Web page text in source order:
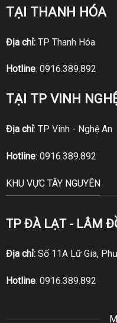
TẠI THANH HÓA
Địa chỉ:TP Thanh Hóa
Hotline: 0916.389.892
TẠI TP VINH
Địa chỉ: TP Vinh - Nghệ An
Hotline: 0916.389.892
KHU VỰC TÂY NGUYÊN
TP ĐÀ LẠT - LÂM
Địa chỉ:Số 11A Lữ Gia,
Hotline: 0916.389.892